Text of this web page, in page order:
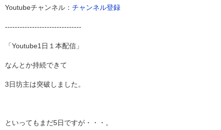
Youtubeチャンネル： チャンネル登録
-------------------------------
「Youtube1日１本配信」
なんとか持続できて
3日坊主は突破しました。
といってもまだ5日ですが・・・。